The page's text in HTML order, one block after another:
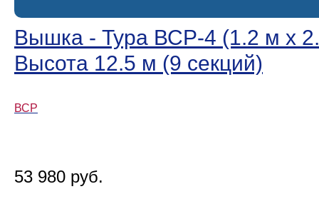
Вышка - Тура ВСР-4 (1.2 м х
Высота 12.5 м (9 секций)
ВСР
53 980 руб.